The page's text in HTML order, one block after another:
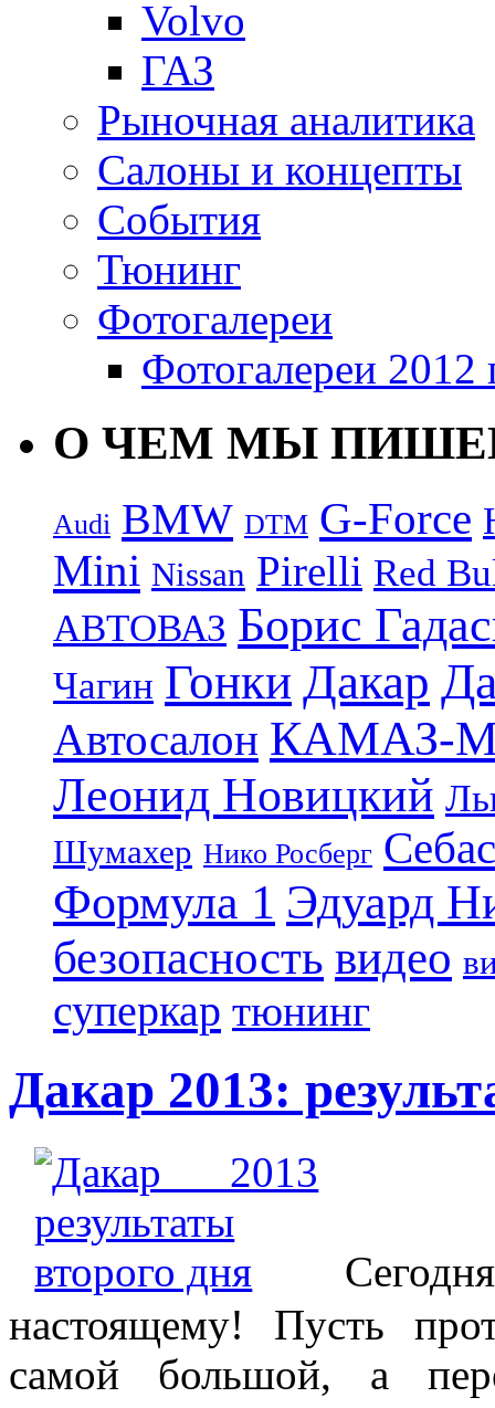
Volvo
ГАЗ
Рыночная аналитика
Салоны и концепты
События
Тюнинг
Фотогалереи
Фотогалереи 2012
О ЧЕМ МЫ
Audi BMW DTM G-Force
Mini Nissan Pirelli Red
АВТОВАЗ Борис
Чагин Гонки Дакар
Автосалон КАМАЗ-
Леонид Новицкий
Шумахер Нико Росберг
Формула 1 Эдуард
безопасность видео
суперкар тюнинг
Дакар 2013:
настоящему! Пусть
самой большой, а